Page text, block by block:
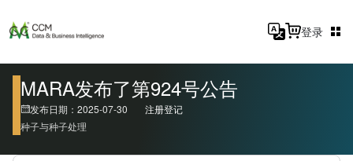
登录
MARA发布了第924号公告
发布日期：2025-07-30
注册登记
种子与种子处理